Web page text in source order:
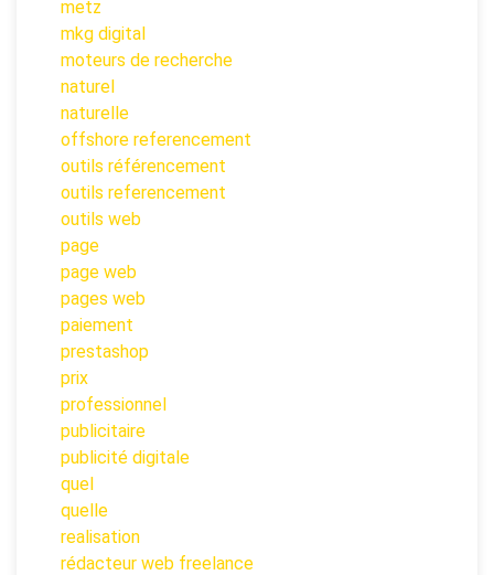
metz
mkg digital
moteurs de recherche
naturel
naturelle
offshore referencement
outils référencement
outils referencement
outils web
page
page web
pages web
paiement
prestashop
prix
professionnel
publicitaire
publicité digitale
quel
quelle
realisation
rédacteur web freelance